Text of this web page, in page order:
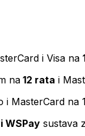
i Visa na
na 12 rata i
i MasterCard na
WSPay sustava